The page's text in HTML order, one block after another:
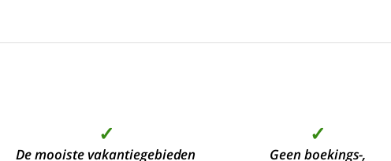
✓
De mooiste vakantiegebieden
✓
Geen boekings-,